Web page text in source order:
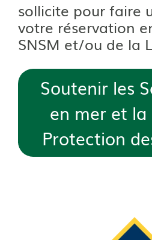
sollicite pour faire
votre réservation
SNSM et/ou de la
Soutenir les
en mer et la
Protection